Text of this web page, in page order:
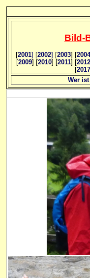
Bild-
[2001] [2002] [2003] [2004
[2009] [2010] [2011] [2012
[2017
Wer